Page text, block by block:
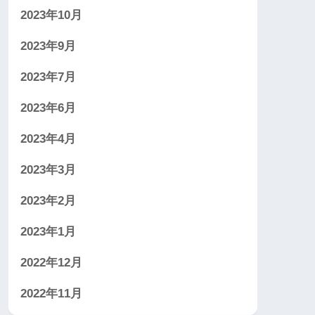
2023年10月
2023年9月
2023年7月
2023年6月
2023年4月
2023年3月
2023年2月
2023年1月
2022年12月
2022年11月